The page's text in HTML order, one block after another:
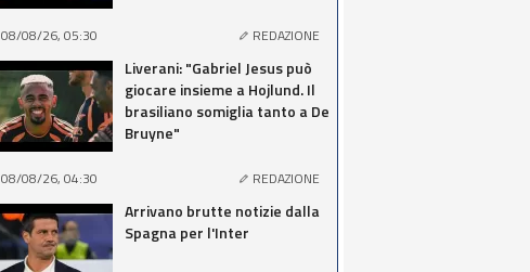
08/08/26, 05:30 REDAZIONE
Liverani: "Gabriel Jesus può
giocare insieme a Hojlund. Il
brasiliano somiglia tanto a De
Bruyne"
08/08/26, 04:30 REDAZIONE
Arrivano brutte notizie dalla
Spagna per l'Inter